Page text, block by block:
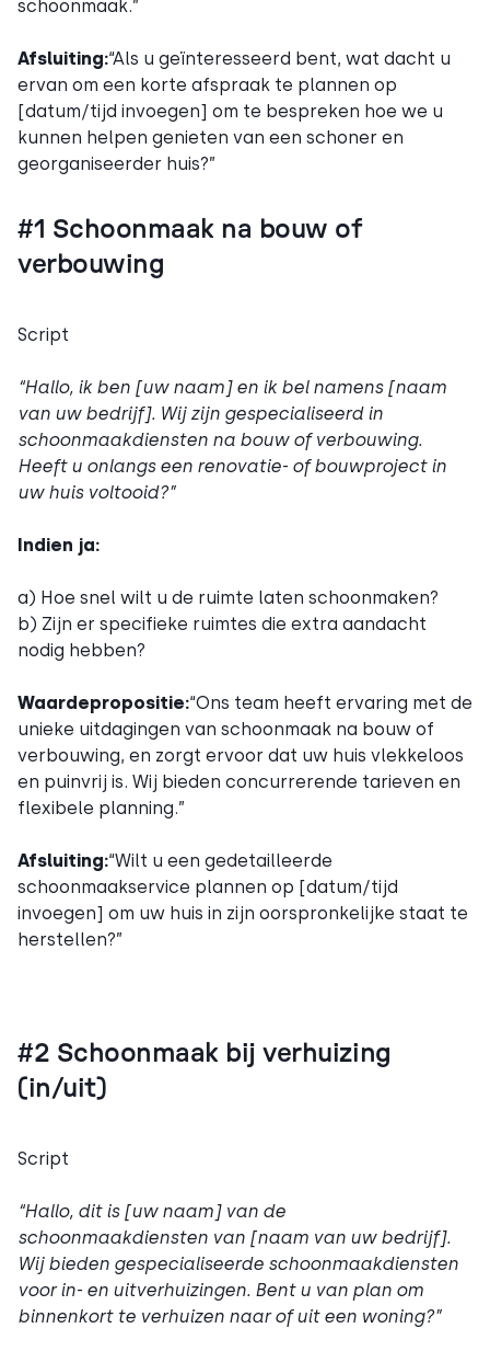
schoonmaak.”
Afsluiting:“Als u geïnteresseerd bent, wat dacht u
ervan om een korte afspraak te plannen op
[datum/tijd invoegen] om te bespreken hoe we u
kunnen helpen genieten van een schoner en
georganiseerder huis?”
#1 Schoonmaak na bouw of
verbouwing
Script
“Hallo, ik ben [uw naam] en ik bel namens [naam
van uw bedrijf]. Wij zijn gespecialiseerd in
schoonmaakdiensten na bouw of verbouwing.
Heeft u onlangs een renovatie- of bouwproject in
uw huis voltooid?”
Indien ja:
a) Hoe snel wilt u de ruimte laten schoonmaken?
b) Zijn er specifieke ruimtes die extra aandacht
nodig hebben?
Waardepropositie:“Ons team heeft ervaring met de
unieke uitdagingen van schoonmaak na bouw of
verbouwing, en zorgt ervoor dat uw huis vlekkeloos
en puinvrij is. Wij bieden concurrerende tarieven en
flexibele planning.”
Afsluiting:“Wilt u een gedetailleerde
schoonmaakservice plannen op [datum/tijd
invoegen] om uw huis in zijn oorspronkelijke staat te
herstellen?”
#2 Schoonmaak bij verhuizing
(in/uit)
Script
“Hallo, dit is [uw naam] van de
schoonmaakdiensten van [naam van uw bedrijf].
Wij bieden gespecialiseerde schoonmaakdiensten
voor in- en uitverhuizingen. Bent u van plan om
binnenkort te verhuizen naar of uit een woning?”